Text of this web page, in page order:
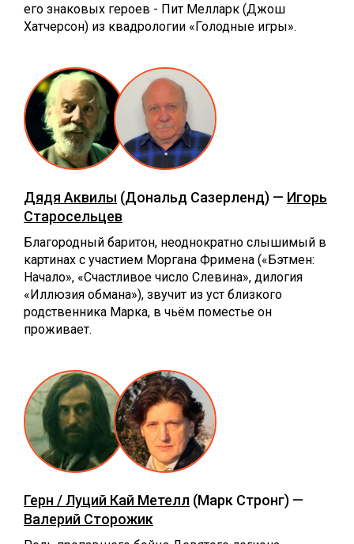
его знаковых героев - Пит Мелларк (Джош
Хатчерсон) из квадрологии «Голодные игры».
Дядя Аквилы (Дональд Сазерленд) — Игорь
Старосельцев
Благородный баритон, неоднократно слышимый в
картинах с участием Моргана Фримена («Бэтмен:
Начало», «Счастливое число Слевина», дилогия
«Иллюзия обмана»), звучит из уст близкого
родственника Марка, в чьём поместье он
проживает.
Герн / Луций Кай Метелл (Марк Стронг) —
Валерий Сторожик